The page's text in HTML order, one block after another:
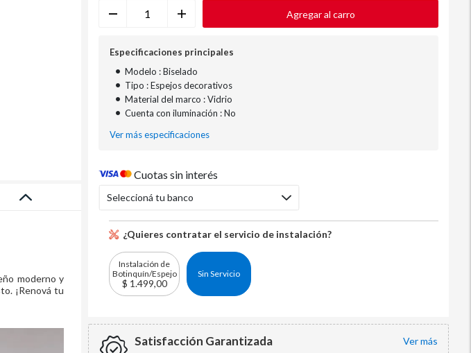
moderno y
¡Renová tu
Agregar al carro
Especificaciones principales
• Modelo : Biselado
• Tipo : Espejos decorativos
• Material del marco : Vidrio
• Cuenta con iluminación : No
Ver más especificaciones
Cuotas sin interés
Seleccioná tu banco
¿Quieres contratar el servicio de instalación?
Instalación de
Botinquín/Espejo
$ 1.499,00
Sin Servicio
Satisfacción Garantizada
ver más